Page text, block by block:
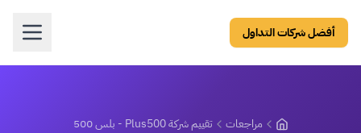
أفضل شركات التداول
مراجعات تقييم شركة Plus500 - بلس 500